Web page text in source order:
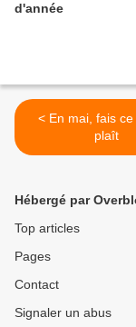
d'année
< En mai, fais ce qu'il te
plaît
Hébergé par
Top articles
Pages
Contact
Signaler un abus